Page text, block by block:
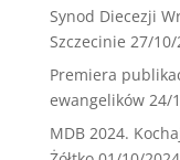
Synod Diecezji
Szczecinie 27/
Premiera
ewangelików 24/
MDB 2024.